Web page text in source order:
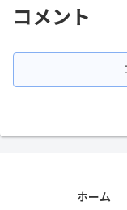
コメント
ホーム